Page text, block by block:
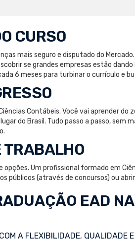
CURSO
mais seguro e disputado do
se grandes empresas estão
6 meses para turbinar o currículo e
Contábeis. Você vai aprender
do Brasil. Tudo passo a passo,
TRABALHO
opções. Um profissional formado em
públicos (através de concursos) ou
EAD
A FLEXIBILIDADE, QUALIDADE